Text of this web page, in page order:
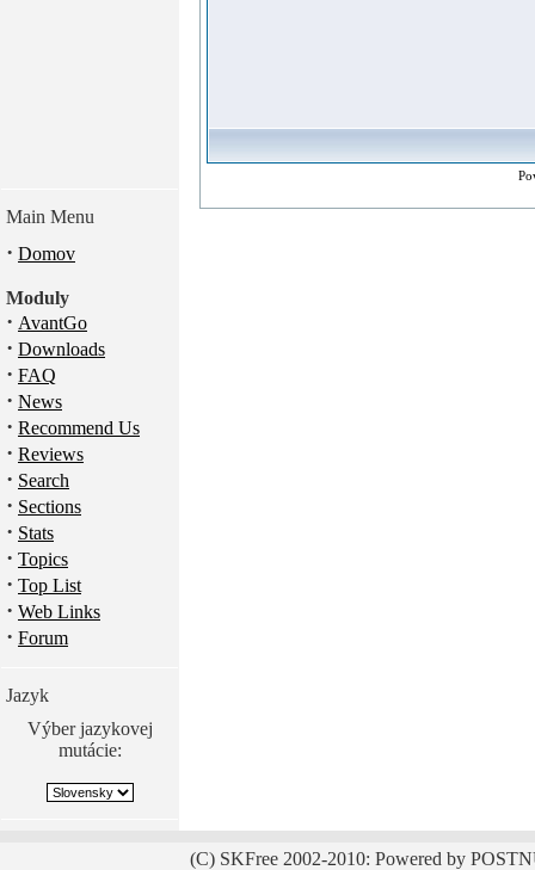
Main Menu
· Domov
Moduly
· AvantGo
· Downloads
· FAQ
· News
· Recommend Us
· Reviews
· Search
· Sections
· Stats
· Topics
· Top List
· Web Links
· Forum
Jazyk
Výber jazykovej
mutácie:
(C) SKFree 2002-2010: Powered by